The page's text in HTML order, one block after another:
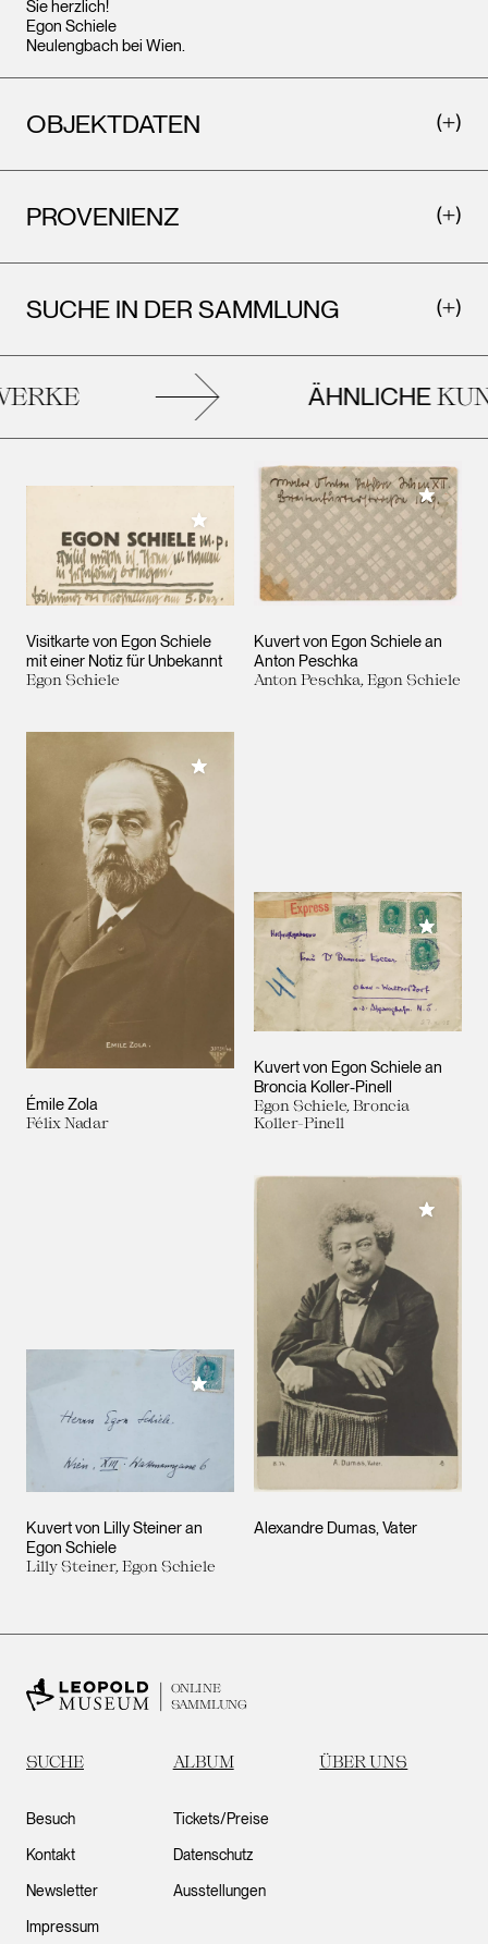
Sie herzlich!
Egon Schiele
Neulengbach bei Wien.
OBJEKTDATEN
PROVENIENZ
SUCHE IN DER SAMMLUNG
ÄHNLICHE
Visitkarte von Egon Schiele
mit einer Notiz für Unbekannt
Egon Schiele
Meiner Sammlung hinzufügen
Kuvert von Egon Schiele an
Anton Peschka
Anton Peschka, Egon Schiele
Meiner
Émile Zola
Félix Nadar
Meiner Sammlung hinzufügen
Kuvert von Egon Schiele an
Broncia Koller-Pinell
Egon Schiele, Broncia
Koller-Pinell
Meiner
Kuvert von Lilly Steiner an
Egon Schiele
Lilly Steiner, Egon Schiele
Meiner Sammlung hinzufügen
Alexandre Dumas, Vater
Meiner
ONLINE
SAMMLUNG
SUCHE ALBUM ÜBER UNS
Besuch
Kontakt
Newsletter
Impressum
Tickets/Preise
Datenschutz
Ausstellungen